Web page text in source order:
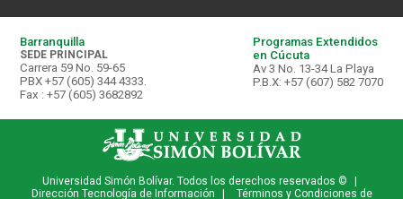
Barranquilla
SEDE PRINCIPAL
Carrera 59 No. 59-65
PBX +57 (605) 344 4333.
Fax : +57 (605) 3682892
Programas Extendidos
en Cúcuta
Av 3 No. 13-34 La Playa
P.B.X: +57 (607) 582 7070
Universidad Simón Bolívar. Todos los derechos reservados ©
Dirección Tecnología de Información
Términos y Condiciones de